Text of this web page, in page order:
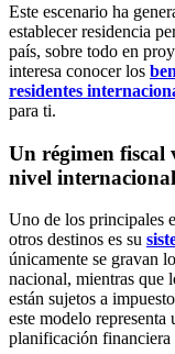
Este escenario ha
establecer residencia
país, sobre todo en
interesa conocer los
residentes
para ti.
Un régimen fiscal
nivel internacional
Uno de los principales
otros destinos es su
únicamente se gravan
nacional, mientras que
están sujetos a
este modelo
planificación